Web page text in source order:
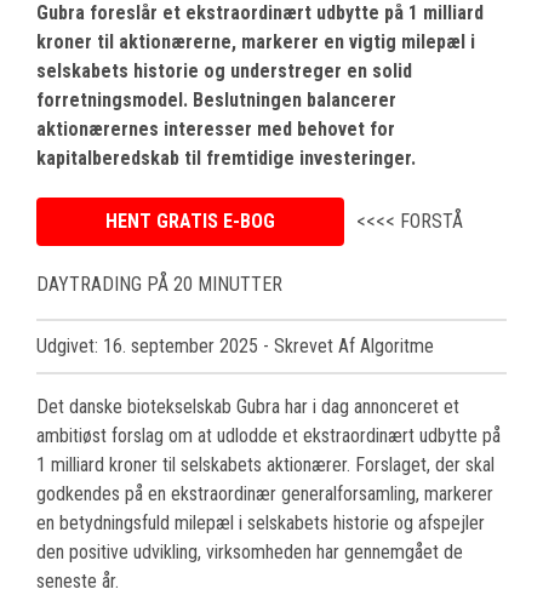
Gubra foreslår et ekstraordinært udbytte på 1 milliard
kroner til aktionærerne, markerer en vigtig milepæl i
selskabets historie og understreger en solid
forretningsmodel. Beslutningen balancerer
aktionærernes interesser med behovet for
kapitalberedskab til fremtidige investeringer.
HENT GRATIS E-BOG <<<< FORSTÅ
DAYTRADING PÅ 20 MINUTTER
Udgivet: 16. september 2025 - Skrevet Af Algoritme
Det danske biotekselskab Gubra har i dag annonceret et
ambitiøst forslag om at udlodde et ekstraordinært udbytte på
1 milliard kroner til selskabets aktionærer. Forslaget, der skal
godkendes på en ekstraordinær generalforsamling, markerer
en betydningsfuld milepæl i selskabets historie og afspejler
den positive udvikling, virksomheden har gennemgået de
seneste år.